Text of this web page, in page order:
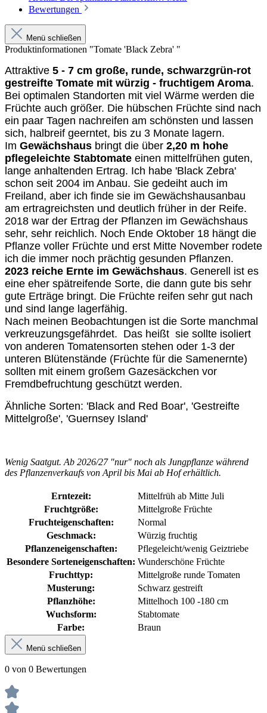
Bewertungen
Menü schließen
Produktinformationen "Tomate 'Black Zebra' "
Attraktive 5 - 7 cm große, runde, schwarzgrün-rot
gestreifte Tomate mit würzig - fruchtigem Aroma.
Bei optimalen Standorten mit viel Wärme werden die
Früchte auch größer. Die hübschen Früchte sind nach
ein paar Tagen nachreifen am schönsten und lassen
sich, halbreif geerntet, bis zu 3 Monate lagern.
Im Gewächshaus bringt die über 2,20 m hohe
pflegeleichte Stabtomate einen mittelfrühen guten,
lange anhaltenden Ertrag. Ich habe 'Black Zebra'
schon seit 2004 im Anbau. Sie gedeiht auch im
Freiland, aber ich finde sie im Gewächshausanbau
am ertragreichsten und deutlich früher in der Reife.
2018 war der Ertrag der Pflanzen im Gewächshaus
sehr, sehr reichlich. Noch Ende Oktober 18 hängt die
Pflanze voller Früchte und erst Mitte November rodete
ich die immer noch prächtig gesunden Pflanzen.
2023 reiche Ernte im Gewächshaus. Generell ist es
eine eher spätreifende Sorte, die dann gute bis sehr
gute Erträge bringt. Die Früchte reifen sehr gut nach
und sind lange lagerfähig.
Nach meinen Beobachtungen ist die Sorte manchmal
verkreuzungsgefährdet. Das heißt sie sollte isoliert
von anderen Tomatensorten stehen oder 1-3 der
unteren Blütenstände (Früchte für die Samenernte)
sollten mit einem großem Gazesäckchen vor
Fremdbefruchtung geschützt werden.
Ähnliche Sorten: 'Black and Red Boar', 'Gestreifte
Mittelgroße', 'Guernsey Island'
Wenig Saatgut. Ab 2026/27 "nur" noch als Jungpflanze während
des Pflanzenverkaufs von April bis Mai ab Hof erhältlich.
Erntezeit:
Mittelfrüh ab Mitte Juli
Fruchtgröße:
Mittelgroße Früchte
Fruchteigenschaften:
Normal
Geschmack:
Würzig fruchtig
Pflanzeneigenschaften:
Pflegeleicht/wenig Geiztriebe
Besondere Sorteneigenschaften: Wunderschöne Früchte
Fruchttyp:
Mittelgroße runde Tomaten
Musterung:
Schwarz gestreift
Pflanzhöhe:
Mittelhoch 100 -180 cm
Wuchsform:
Stabtomate
Farbe:
Braun
Menü schließen
0 von 0 Bewertungen